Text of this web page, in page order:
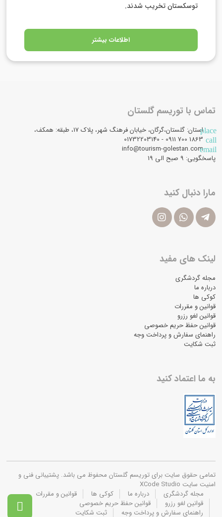
توسکستان تخریب شدند.
اطلاعات بیشتر

تماس با توریسم گلستان
placeاستان: گلستان،گرگان، خیابان فرهنگ شهر، پلاک 17، طبقه: همکف،
call
email
info@tourism-golestan.com
پاسخگویی: ۹ صبح الی 19
مارا دنبال کنید
لینک های مفید
مجله گردشگری
درباره ما
کوکی ها
قوانین و مقررات
قوانین لغو رزرو
قوانین حفظ حریم خصوصی
راهنمای سفارش و پرداخت وجه
ثبت شکایت
به ما اعتماد کنید
تمامی حقوق سایت برای توریسم گلستان محفوظ می باشد. پشتیبانی فنی و
امنیت سایت XCode Studio
مجله گردشگری
درباره ما کوکی ها
قوانین و مقررات
قوانین لغو رزرو
قوانین حفظ حریم خصوصی
راهنمای سفارش و پرداخت وجه
ثبت شکایت